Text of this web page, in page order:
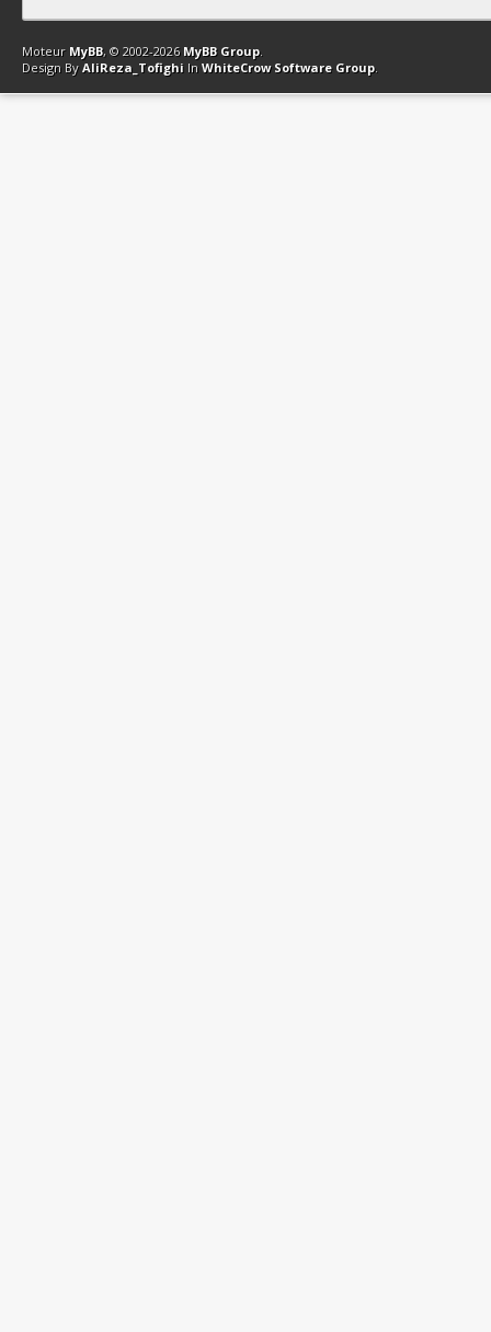
Contact Club Affiliation Retourner en haut Version bas-débit
Moteur MyBB, © 2002-2026 MyBB Group.
Design By AliReza_Tofighi In WhiteCrow Software Group.